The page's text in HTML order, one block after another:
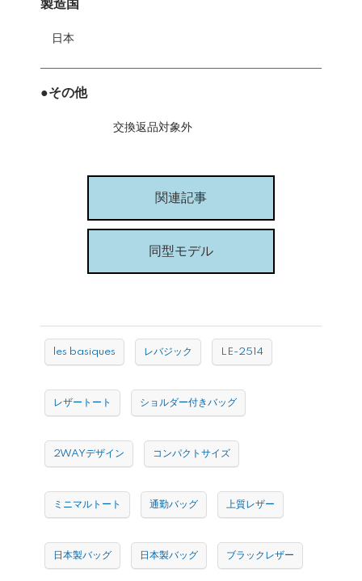
製造国
日本
●その他
交換返品対象外
関連記事
同型モデル
les basiques レバジック LE-2514
レザートート ショルダー付きバッグ
2WAYデザイン コンパクトサイズ
ミニマルトート 通勤バッグ 上質レザー
日本製バッグ 日本製バッグ ブラックレザー